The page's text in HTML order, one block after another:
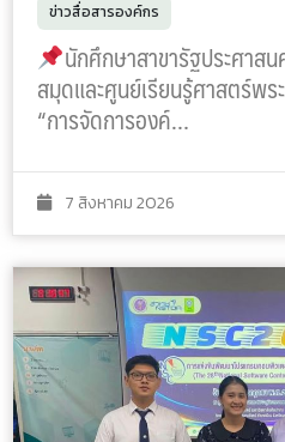
ข่าวสื่อสารองค์กร
นักศึกษาสาขารัฐประศาส
สมุดและศูนย์เรียนรู้ศาสตร์พร
“การจัดการองค์…
7 สิงหาคม 2026